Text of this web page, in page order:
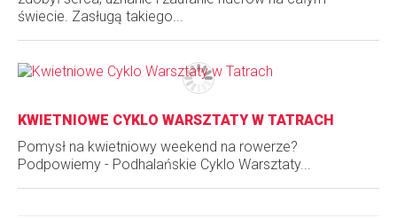
świecie. Zasługą takiego...
KWIETNIOWE CYKLO WARSZTATY W TATRACH
Pomysł na kwietniowy weekend na rowerze?
Podpowiemy - Podhalańskie Cyklo Warsztaty...